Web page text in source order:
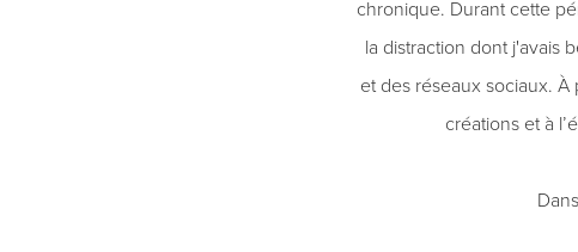
chronique. Durant cette
la distraction dont j'avais
et des réseaux sociaux.
créations et à